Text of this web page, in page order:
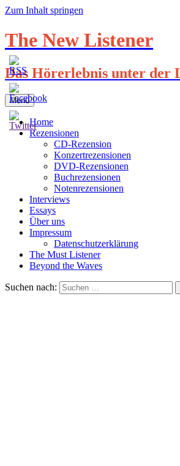
Zum Inhalt springen
The New Listener
Das Hörerlebnis unter der
Menü
Home
Rezensionen
CD-Rezension
Konzertrezensionen
DVD-Rezensionen
Buchrezensionen
Notenrezensionen
Interviews
Essays
Über uns
Impressum
Datenschutzerklärung
The Must Listener
Beyond the Waves
Suchen nach: